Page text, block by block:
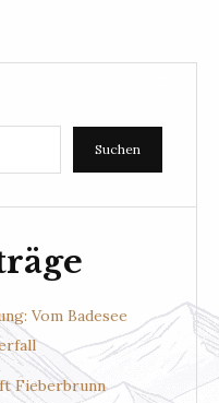
Suchen
Vom Badesee
Fieberbrunn